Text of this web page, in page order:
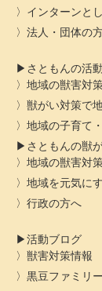
インターンと
法人・団体の
さともんの活動
地域の獣害対
獣がい対策で
地域の子育て
さともんの獣
地域の獣害対
地域を元気に
行政の方へ
活動ブログ
獣害対策情報
黒豆ファミリ